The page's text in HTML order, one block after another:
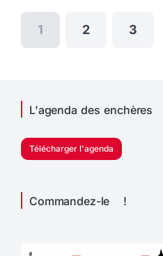
1 2 3
L'agenda des enchères
Télécharger l'agenda
Commandez-le !